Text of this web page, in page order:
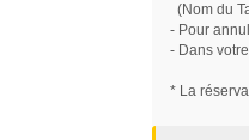
(Nom du
- Pour
- Dans votre
* La